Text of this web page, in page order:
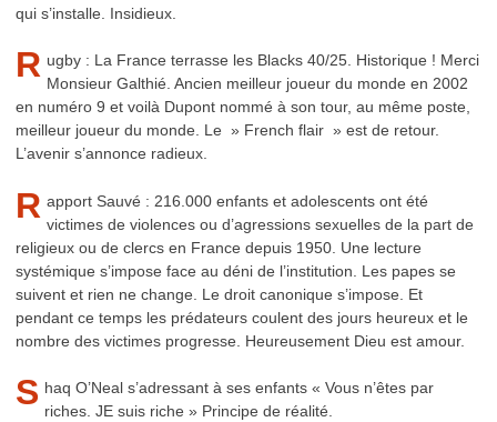
qui s’installe. Insidieux.
R ugby : La France terrasse les Blacks 40/25. Historique ! Merci
Monsieur Galthié. Ancien meilleur joueur du monde en 2002
en numéro 9 et voilà Dupont nommé à son tour, au même poste,
meilleur joueur du monde. Le » French flair » est de retour.
L’avenir s’annonce radieux.
R apport Sauvé : 216.000 enfants et adolescents ont été
victimes de violences ou d’agressions sexuelles de la part de
religieux ou de clercs en France depuis 1950. Une lecture
systémique s’impose face au déni de l’institution. Les papes se
suivent et rien ne change. Le droit canonique s’impose. Et
pendant ce temps les prédateurs coulent des jours heureux et le
nombre des victimes progresse. Heureusement Dieu est amour.
S haq O’Neal s’adressant à ses enfants « Vous n’êtes par
riches. JE suis riche » Principe de réalité.